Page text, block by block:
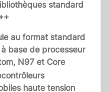
standard
au format standard
base de processeur
N97 et Core
haute tension